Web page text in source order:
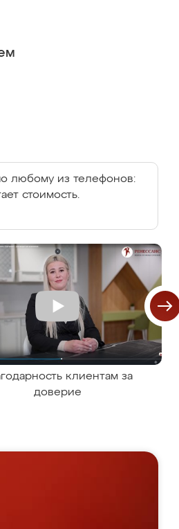
любому из телефонов:
стоимость.
клиентам за
доверие